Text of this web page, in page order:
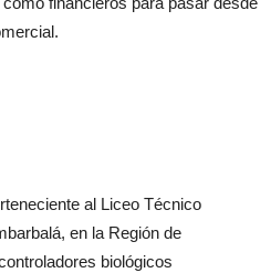
al Liceo Técnico
en la Región de
biológicos